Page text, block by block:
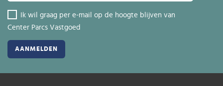
Ik wil graag per e-mail op de hoogte blijven van
Center Parcs Vastgoed